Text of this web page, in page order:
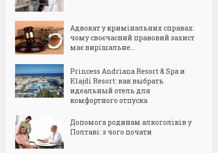
Адвокат у кримінальних справах:
чому своєчасний правовий захист
має вирішальне...
Princess Andriana Resort & Spa и
Klajdi Resort: как выбрать
идеальный отель для
комфортного отпуска
Допомога родинам алкоголіків у
Полтаві: з чого почати